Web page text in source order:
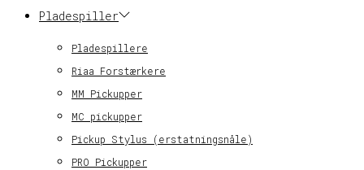
Pladespiller
Pladespillere
Riaa Forstærkere
MM Pickupper
MC pickupper
Pickup Stylus (erstatningsnåle)
PRO Pickupper